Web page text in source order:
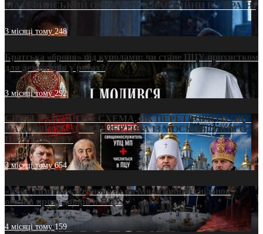
МАТЕРИНСЬКИЙ ОМОРФОР В ЧАС ВІЙНИ В УКРАЇНІ
3 місяці тому248
Братська «броня» під куполами: чи стане ПЦУ прихистком
для дезертирів у рясах?
3 місяці тому292
СВЯТІ УХИЛЯНТИ: СХЕМА, ЯК ПЕРЕТВОРИТИ ПЦУ
НА «ОФШОР» ДЛЯ ДЕЗЕРТИРА ІЗ МОСКОВСЬКОГО
ПАТРІАРХАТУ
3 місяці тому654
«Кейс Тихона» у Тернополі: як Молитовний сніданок
оголив кризу довіри в ПЦУ
4 місяці тому159